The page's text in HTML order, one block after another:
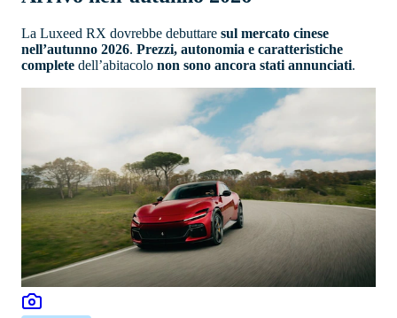
La Luxeed RX dovrebbe debuttare sul mercato cinese
nell’autunno 2026. Prezzi, autonomia e caratteristiche
complete dell’abitacolo non sono ancora stati annunciati.